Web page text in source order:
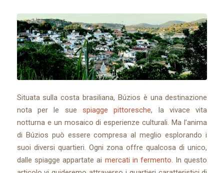
Situata sulla costa brasiliana, Búzios è una destinazione
nota per le sue spiagge pittoresche, la vivace vita
notturna e un mosaico di esperienze culturali. Ma l’anima
di Búzios può essere compresa al meglio esplorando i
suoi diversi quartieri. Ogni zona offre qualcosa di unico,
dalle spiagge appartate ai mercati in fermento. In questo